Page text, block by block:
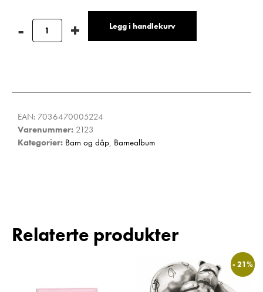
Legg i handlekurv
EAN: 7036470005224
Varenummer: 2123
Kategorier: Barn og dåp, Barnealbum
Relaterte produkter
- 21%